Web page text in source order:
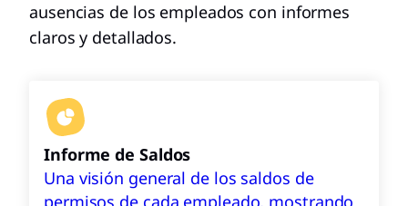
ausencias de los empleados con informes
claros y detallados.
Informe de Saldos
Una visión general de los saldos de
permisos de cada empleado, mostrando